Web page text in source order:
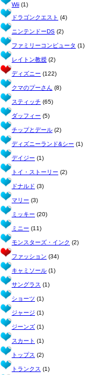
Wii (1)
ドラゴンクエスト (4)
ニンテンドーDS (2)
ファミリーコンピュータ (1)
レイトン教授 (2)
ディズニー (122)
クマのプーさん (8)
スティッチ (65)
ダッフィー (5)
チップとデール (2)
ディズニーランド&シー (1)
デイジー (1)
トイ・ストーリー (2)
ドナルド (3)
マリー (3)
ミッキー (20)
ミニー (11)
モンスターズ・インク (2)
ファッション (34)
キャミソール (1)
サングラス (1)
ショーツ (1)
ジャージ (1)
ジーンズ (1)
スカート (1)
トップス (2)
トランクス (1)